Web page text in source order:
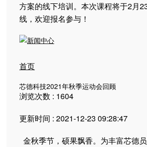
方案的线下培训。本次课程将于2月
线，欢迎报名参与！
首页
芯德科技2021年秋季运动会回顾
浏览次数 : 1604
更新时间 : 2021-12-23 09:28:47
金秋季节，硕果飘香。为丰富芯德